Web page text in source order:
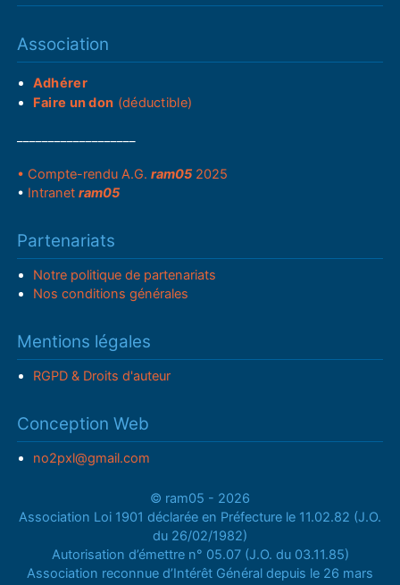
Association
Adhérer
Faire un don (déductible)
• Compte-rendu A.G.ram05 2025
• Intranetram05
Partenariats
Notre politique de partenariats
Nos conditions générales
Mentions légales
RGPD & Droits d'auteur
Conception Web
no2pxl@gmail.com
© ram05 - 2026
Association Loi 1901 déclarée en Préfecture le 11.02.82 (J.O.
du 26/02/1982)
Autorisation d’émettre n° 05.07 (J.O. du 03.11.85)
Association reconnue d’Intérêt Général depuis le 26 mars